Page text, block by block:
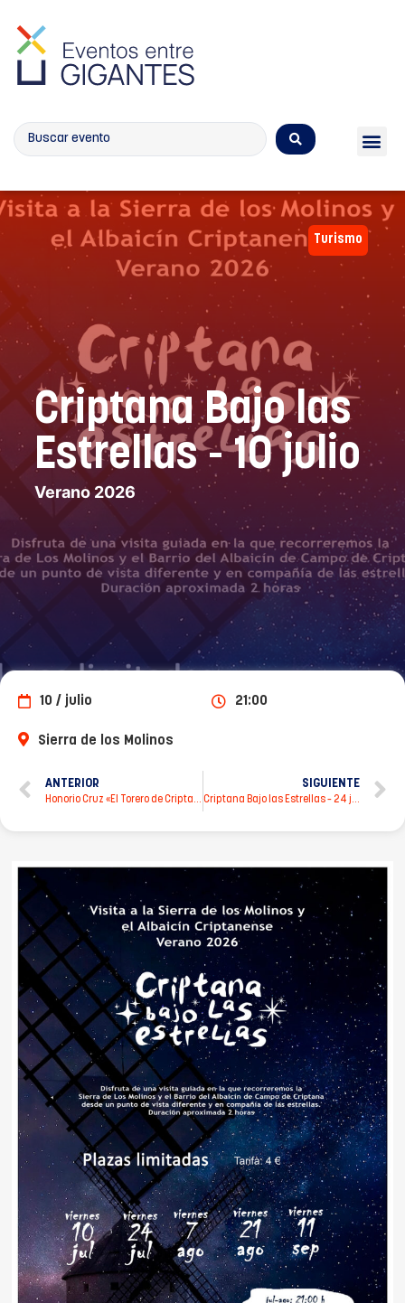
Criptana Bajo las
Estrellas - 10 julio
Verano 2026
Turismo
10 / julio 21:00
Sierra de los Molinos
ANTERIOR
Honorio Cruz «El Torero de Criptana»
SIGUIENTE
Criptana Bajo las Estrellas – 24 julio